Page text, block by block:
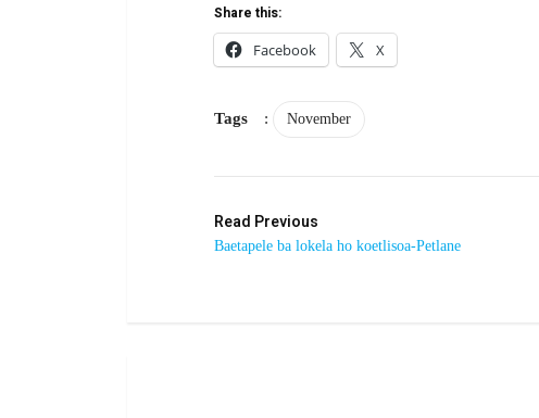
Share this:
Facebook
X
Tags : November
Read Previous
Baetapele ba lokela ho koetlisoa-Petlane